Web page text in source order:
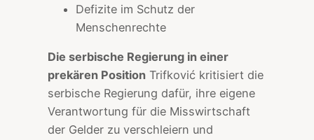
Defizite im Schutz der
Menschenrechte
Die serbische Regierung in einer
prekären Position Trifković kritisiert die
serbische Regierung dafür, ihre eigene
Verantwortung für die Misswirtschaft
der Gelder zu verschleiern und